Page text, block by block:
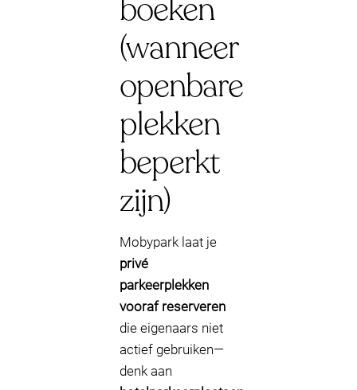
boeken
(wanneer
openbare
plekken
beperkt
zijn)
Mobypark laat je
privé
parkeerplekken
vooraf reserveren
die eigenaars niet
actief gebruiken—
denk aan